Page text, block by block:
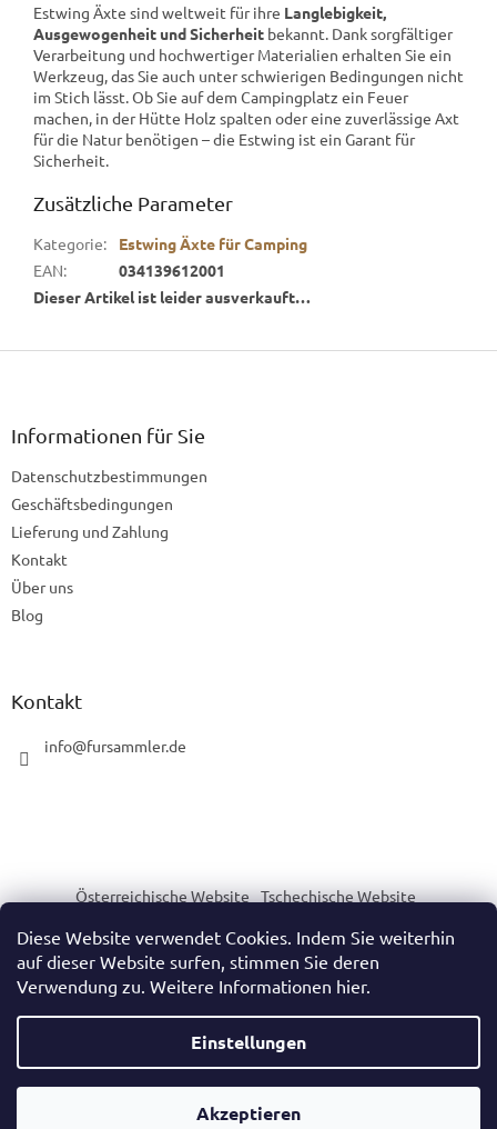
Diese Website verwendet Cookies. Indem Sie weiterhin
auf dieser Website surfen, stimmen Sie deren
Verwendung zu. Weitere Informationen hier.
Einstellungen
Akzeptieren
Estwing Äxte sind weltweit für ihre Langlebigkeit,
Ausgewogenheit und Sicherheit bekannt. Dank sorgfältiger
Verarbeitung und hochwertiger Materialien erhalten Sie ein
Werkzeug, das Sie auch unter schwierigen Bedingungen nicht
im Stich lässt. Ob Sie auf dem Campingplatz ein Feuer
machen, in der Hütte Holz spalten oder eine zuverlässige Axt
für die Natur benötigen – die Estwing ist ein Garant für
Sicherheit.
Zusätzliche Parameter
Kategorie:
Estwing Äxte für Camping
EAN:
034139612001
Dieser Artikel ist leider ausverkauft…
F
Informationen für Sie
Datenschutzbestimmungen
Geschäftsbedingungen
Lieferung und Zahlung
Kontakt
Über uns
Blog
Kontakt
info@fursammler.de
Österreichische Website Tschechische Website
Copyright 2026https://www.fursammler.de/. Alle Rechte
vorbehalten.